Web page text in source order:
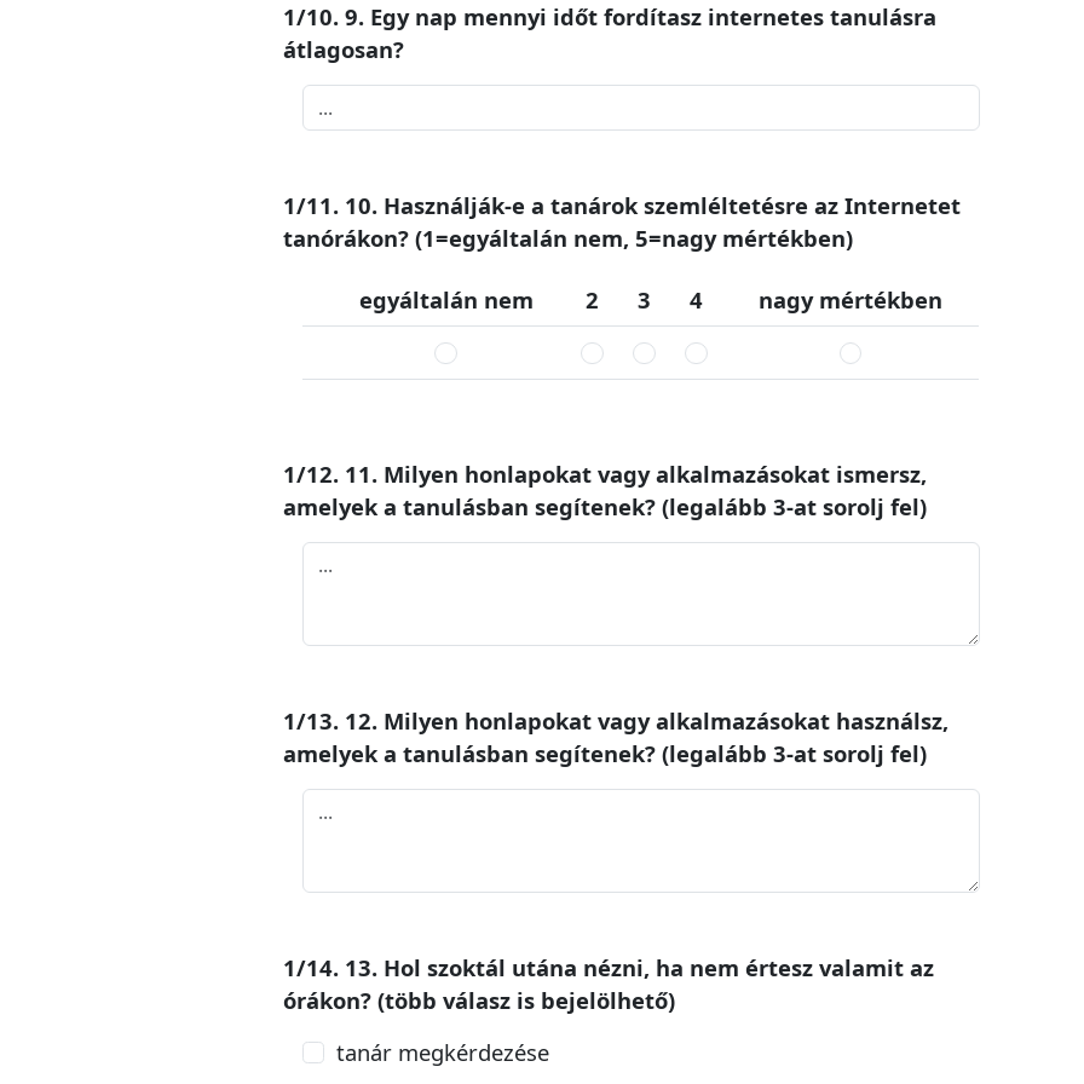
1/10. 9. Egy nap mennyi időt fordítasz internetes tanulásra
átlagosan?
1/11. 10. Használják-e a tanárok szemléltetésre az Internetet
tanórákon? (1=egyáltalán nem, 5=nagy mértékben)
egyáltalán nem 2 3 4 nagy mértékben
1/12. 11. Milyen honlapokat vagy alkalmazásokat ismersz,
amelyek a tanulásban segítenek? (legalább 3-at sorolj fel)
1/13. 12. Milyen honlapokat vagy alkalmazásokat használsz,
amelyek a tanulásban segítenek? (legalább 3-at sorolj fel)
1/14. 13. Hol szoktál utána nézni, ha nem értesz valamit az
órákon? (több válasz is bejelölhető)
tanár megkérdezése